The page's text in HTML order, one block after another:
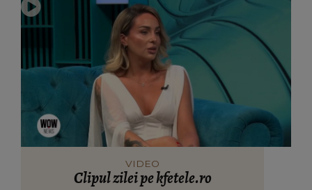
VIDEO
Clipul zilei pe kfetele.ro